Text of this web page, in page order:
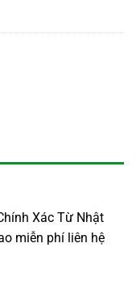
Xác Từ Nhật
miễn phí liên hệ